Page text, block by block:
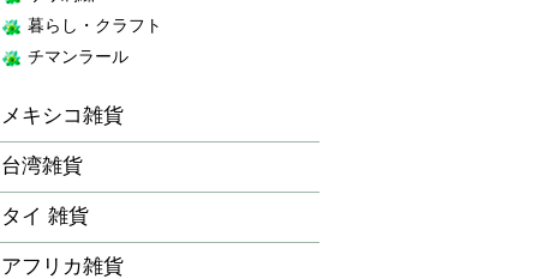
暮らし・クラフト
チマンラール
メキシコ雑貨
台湾雑貨
タイ 雑貨
アフリカ雑貨